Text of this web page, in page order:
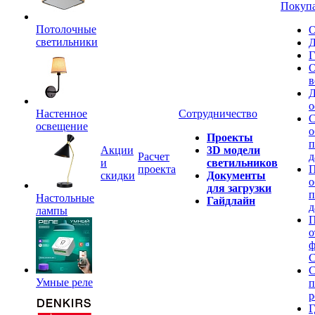
Потолочные
светильники
Настенное
освещение
Настольные
лампы
Умные реле
Акции
и
скидки
Расчет
проекта
Сотрудничество
Проекты
3D модели
светильников
Документы
для загрузки
Гайдлайн